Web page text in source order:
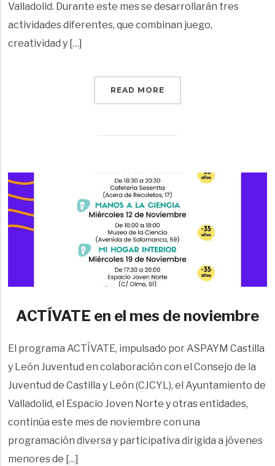
Valladolid. Durante este mes se desarrollarán tres
actividades diferentes, que combinan juego,
creatividad y […]
READ MORE
ACTÍVATE en el mes de noviembre
El programa ACTÍVATE, impulsado por ASPAYM Castilla
y León Juventud en colaboración con el Consejo de la
Juventud de Castilla y León (CJCYL), el Ayuntamiento de
Valladolid, el Espacio Joven Norte y otras entidades,
continúa este mes de noviembre con una
programación diversa y participativa dirigida a jóvenes
menores de […]